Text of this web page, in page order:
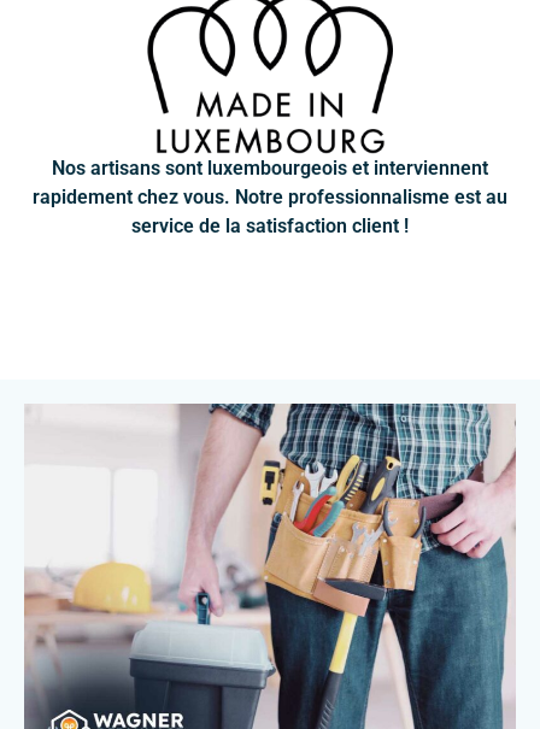
Nos artisans sont luxembourgeois et interviennent
rapidement chez vous. Notre professionnalisme est au
service de la satisfaction client !